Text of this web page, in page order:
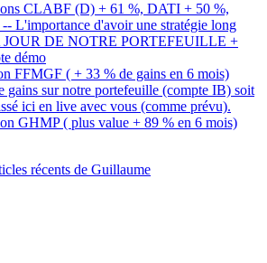
CLABF (D) + 61 %, DATI + 50 %,
L'importance d'avoir une stratégie long
JOUR DE NOTRE PORTEFEUILLE +
démo
FFMGF ( + 33 % de gains en 6 mois)
gains sur notre portefeuille (compte IB) soit
ici en live avec vous (comme prévu).
GHMP ( plus value + 89 % en 6 mois)
récents de Guillaume